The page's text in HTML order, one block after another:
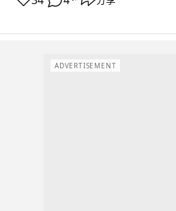
ADVERTISEMENT